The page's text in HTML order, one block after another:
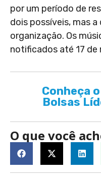
por um período de
dois possíveis, mas
organização. Os
notificados até 17 de
Conheça
Bolsas
O que você